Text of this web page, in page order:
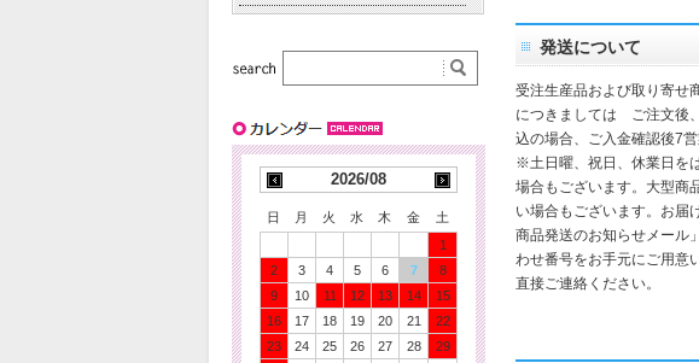
発送について
受注生産品および取り寄せ
につきましては ご注文後
込の場合、ご入金確認後7
※土日曜、祝日、休業日を
場合もございます。大型商
い場合もございます。お届
商品発送のお知らせメール
わせ番号をお手元にご用意
直接ご連絡ください。
2026/08
日 月 火 水 木 金
土
1
2
3 4 5 6 7
8
9
10 11 12 13 14
15
16
17 18 19 20 21
22
23
24 25 26 27 28
29